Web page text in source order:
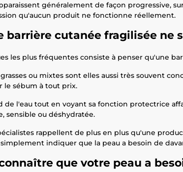
généralement de façon progressive,
qu'aucun produit ne fonctionne réellement.
barrière cutanée fragilisée ne
les plus fréquentes consiste à penser qu'une
ou mixtes sont elles aussi très souvent
le sébum à tout prix.
de l'eau tout en voyant sa fonction protectrice
sensible ou déshydratée.
rappellent de plus en plus qu'une
simplement indiquer que la peau a besoin de
que votre peau a